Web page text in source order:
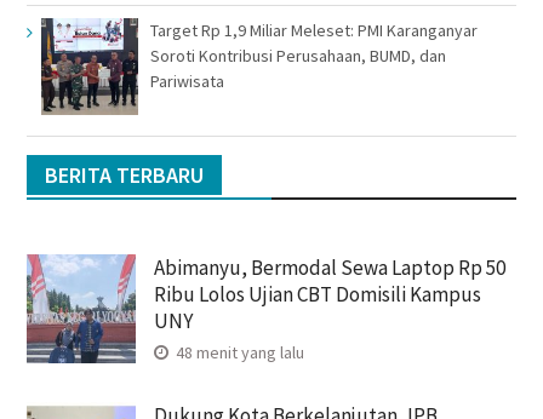
Target Rp 1,9 Miliar Meleset: PMI Karanganyar
Soroti Kontribusi Perusahaan, BUMD, dan
Pariwisata
BERITA TERBARU
Abimanyu, Bermodal Sewa Laptop Rp 50
Ribu Lolos Ujian CBT Domisili Kampus
UNY
48 menit yang lalu